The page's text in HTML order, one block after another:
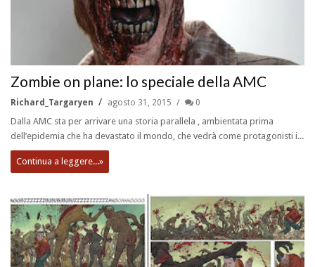
Zombie on plane: lo speciale della AMC
Richard_Targaryen agosto 31, 2015 0
Dalla AMC sta per arrivare una storia parallela , ambientata prima
dell’epidemia che ha devastato il mondo, che vedrà come protagonisti i...
Continua a leggere...»